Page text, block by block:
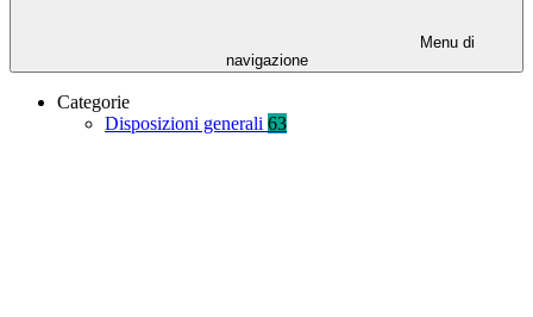
Menu di
navigazione
Categorie
Disposizioni generali 63